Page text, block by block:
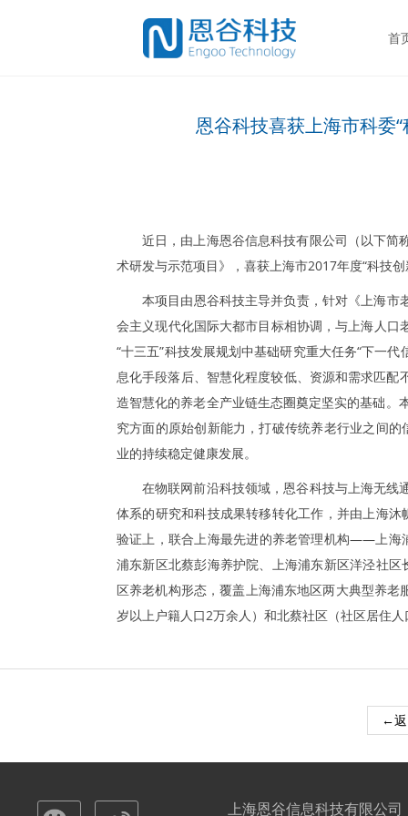
首
恩谷科技喜获上海市科委
近日，由上海恩谷信息科技有限公司（以下简
术研发与示范项目》，喜获上海市2017年度“科技
本项目由恩谷科技主导并负责，针对《上海市
会主义现代化国际大都市目标相协调，与上海人
“十三五”科技发展规划中基础研究重大任务“下一
息化手段落后、智慧化程度较低、资源和需求匹
造智慧化的养老全产业链生态圈奠定坚实的基础
究方面的原始创新能力，打破传统养老行业之间
业的持续稳定健康发展。
在物联网前沿科技领域，恩谷科技与上海无线
体系的研究和科技成果转移转化工作，并由上海
验证上，联合上海最先进的养老管理机构——上海
浦东新区北蔡彭海养护院、上海浦东新区洋泾社
区养老机构形态，覆盖上海浦东地区两大典型养
岁以上户籍人口2万余人）和北蔡社区（社区居住
←
上海恩谷信息科技有限公司